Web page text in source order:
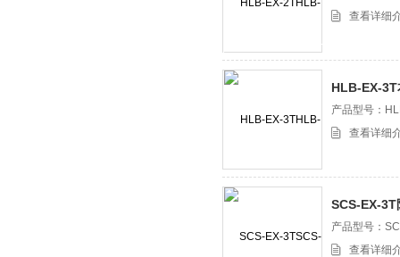
查看详细
HLB-EX-
防爆电子地
产品型号：
查看详细
SCS-EX-
爆电子地磅
产品型号：
查看详细